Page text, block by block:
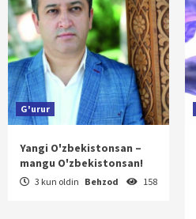
G'urur
Yangi O'zbekistonsan –
mangu O'zbekistonsan!
3 kun oldin Behzod 158